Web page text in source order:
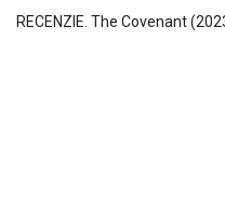
RECENZIE. The Covenant